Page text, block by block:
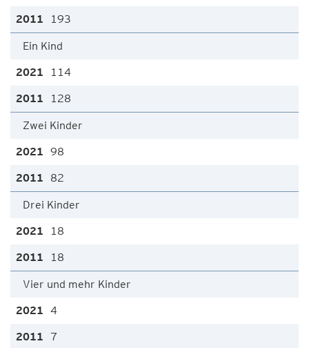
193
Ein Kind
114
128
Zwei Kinder
98
82
Drei Kinder
18
18
Vier und mehr Kinder
4
7